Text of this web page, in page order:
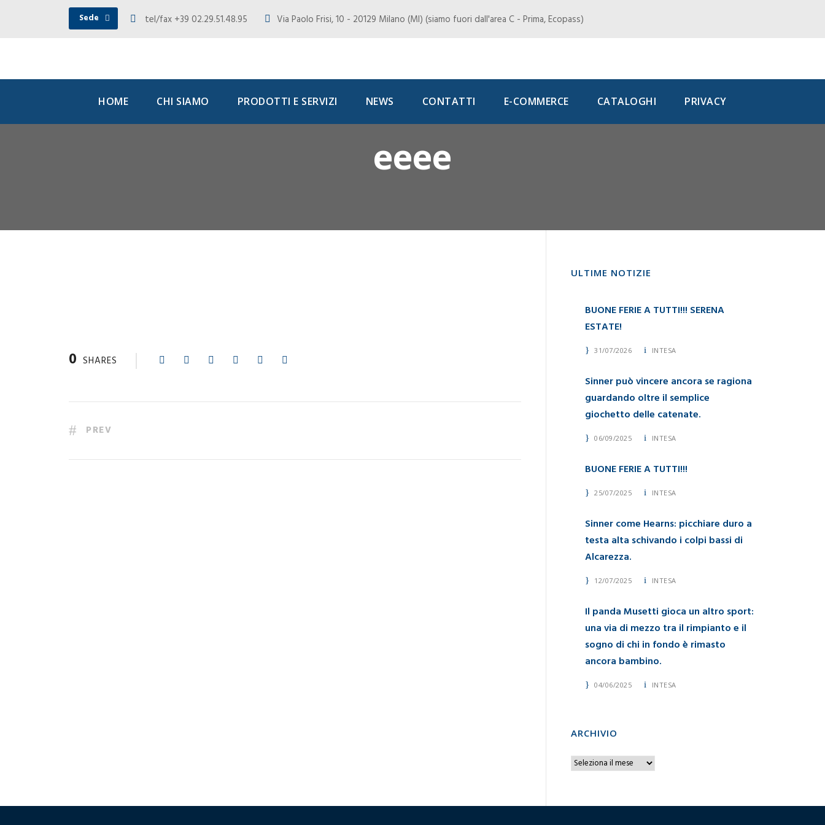
Sede tel/fax +39 02.29.51.48.95 Via Paolo Frisi, 10 - 20129 Milano (MI) (siamo fuori dall'area C - Prima, Ecopass)
HOME CHI SIAMO PRODOTTI E SERVIZI NEWS CONTATTI E-COMMERCE CATALOGHI PRIVACY
eeee
0 SHARES
PREV
ULTIME NOTIZIE
BUONE FERIE A TUTTI!!! SERENA
ESTATE!
31/07/2026 INTESA
Sinner può vincere ancora se ragiona
guardando oltre il semplice
giochetto delle catenate.
06/09/2025 INTESA
BUONE FERIE A TUTTI!!!
25/07/2025 INTESA
Sinner come Hearns: picchiare duro a
testa alta schivando i colpi bassi di
Alcarezza.
12/07/2025 INTESA
Il panda Musetti gioca un altro sport:
una via di mezzo tra il rimpianto e il
sogno di chi in fondo è rimasto
ancora bambino.
04/06/2025 INTESA
ARCHIVIO
A